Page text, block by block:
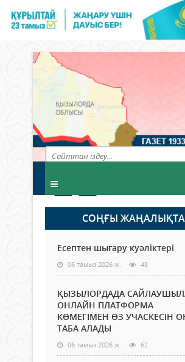
СОҢҒЫ
Есептен шығару куәліктері
06 тамыз 2026 ж. 48
ҚЫЗЫЛОРДАДА
ОНЛАЙН ПЛАТФОРМА
КӨМЕГІМЕН ӨЗ УЧАСКЕСІН
ТАБА АЛАДЫ
06 тамыз 2026 ж. 62